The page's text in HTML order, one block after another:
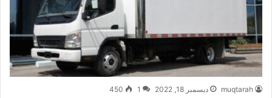
muqtarah ديسمبر 18, 2022 1
450